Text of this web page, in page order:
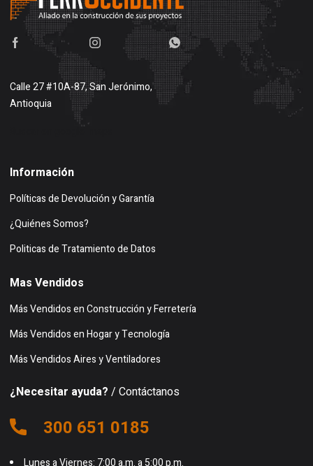
Calle 27 #10A-87, San Jerónimo,
Antioquia
Información
Políticas de Devolución y Garantía
¿Quiénes Somos?
Politicas de Tratamiento de Datos
Mas Vendidos
Más Vendidos en Construcción y Ferretería
Más Vendidos en Hogar y Tecnología
Más Vendidos Aires y Ventiladores
¿Necesitar ayuda? / Contáctanos
300 651 0185
Lunes a Viernes: 7:00 a.m. a 5:00 p.m.